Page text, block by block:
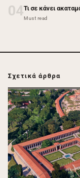
04Τι σε κάνει
Must read
Σχετικά άρθρα